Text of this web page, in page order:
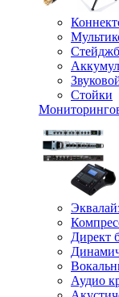
Стойки
Директ
Аудио